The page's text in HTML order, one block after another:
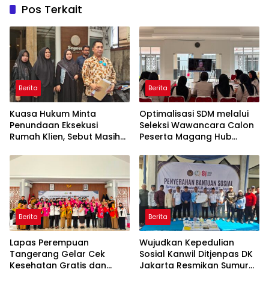
Pos Terkait
Berita
Kuasa Hukum Minta
Penundaan Eksekusi
Rumah Klien, Sebut Masih
Hukum yang Berjalan
Berita
Optimalisasi SDM melalui
Seleksi Wawancara Calon
Peserta Magang Hub
2026
Berita
Lapas Perempuan
Tangerang Gelar Cek
Kesehatan Gratis dan
Berita
Wujudkan Kepedulian
Sosial Kanwil Ditjenpas DK
Jakarta Resmikan Sumur